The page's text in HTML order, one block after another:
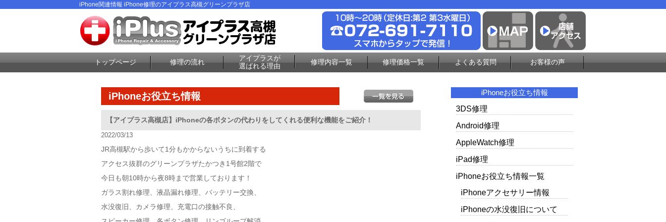
iPhone関連情報 iPhone修理のアイプラス高槻グリーンプラザ店
トップページ 修理の流れ
アイプラスが
選ばれる理由
修理内容一覧 修理価格一覧 よくある質問 お客様の声
iPhoneお役立ち情報
【アイプラス高槻店】iPhoneの各ボタンの代わりをしてくれる便利な機能をご紹介！
2022/03/13
JR高槻駅から歩いて1分もかからないうちに到着する
アクセス抜群のグリーンプラザたかつき1号館2階で
今日も朝10時から夜8時まで営業しております！
ガラス割れ修理、液晶漏れ修理、バッテリー交換、
水没復旧、カメラ修理、充電口の接触不良、
iPhoneお役立ち情報
3DS修理
Android修理
AppleWatch修理
iPad修理
iPhoneお役立ち情報一覧
iPhoneアクセサリー情報
iPhoneの水没復旧について